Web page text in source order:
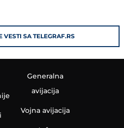
VESTI SA TELEGRAF.RS
Generalna
avijacija
Vojna avijacija